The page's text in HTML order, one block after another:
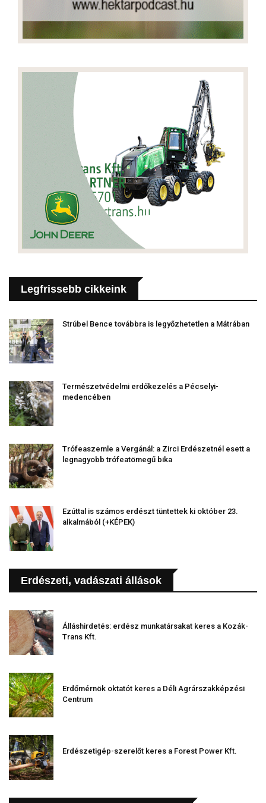
Legfrissebb cikkeink
Strúbel Bence továbbra is legyőzhetetlen a Mátrában
Természetvédelmi erdőkezelés a Pécselyi-
medencében
Trófeaszemle a Vergánál: a Zirci Erdészetnél esett a
legnagyobb trófeatömegű bika
Ezúttal is számos erdészt tüntettek ki október 23.
alkalmából (+KÉPEK)
Erdészeti, vadászati állások
Álláshirdetés: erdész munkatársakat keres a Kozák-
Trans Kft.
Erdőmérnök oktatót keres a Déli Agrárszakképzési
Centrum
Erdészetigép-szerelőt keres a Forest Power Kft.